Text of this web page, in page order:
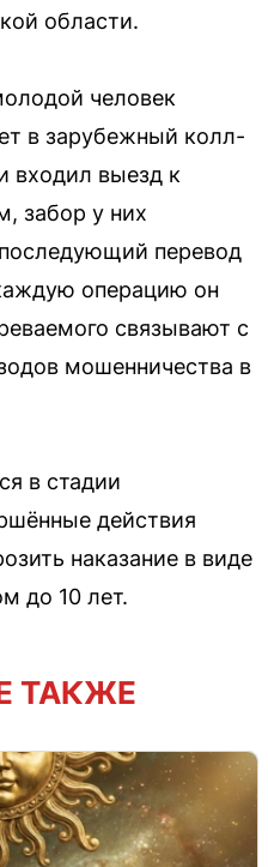
области.
человек
в зарубежный колл-
входил выезд к
забор у них
перевод
операцию он
связывают с
мошенничества в
в стадии
действия
наказание в виде
до 10 лет.
ТАКЖЕ